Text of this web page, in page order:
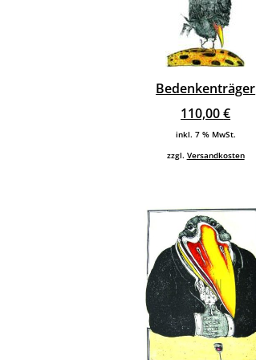
Bedenkenträger
110,00€
inkl. 7 % MwSt.
zzgl. Versandkosten